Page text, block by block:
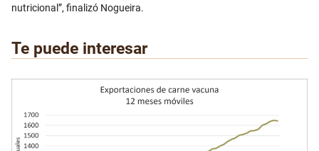
nutricional”, finalizó Nogueira.
Te puede interesar